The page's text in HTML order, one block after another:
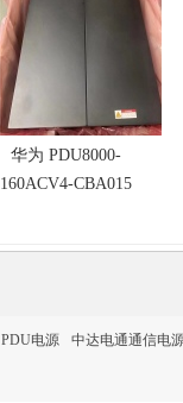
华为 PDU8000-
160ACV4-CBA015
PDU电源 中达电通通信电